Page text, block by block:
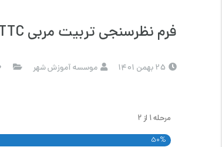
فرم نظرسنجی تربیت مربی TTC
25 بهمن 1401 موسسه آموزش شهر
مرحله1 از2
50%